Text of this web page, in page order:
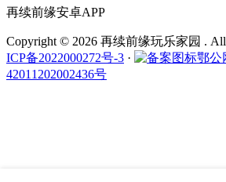
再续前缘安卓APP
Copyright © 2026 再续前缘玩乐家园 . All
ICP备2022000272号-3 ·
鄂公
42011202002436号